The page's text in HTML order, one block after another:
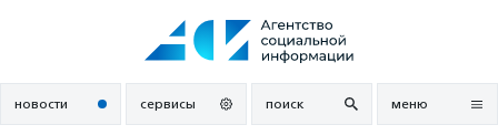
новости сервисы поиск меню